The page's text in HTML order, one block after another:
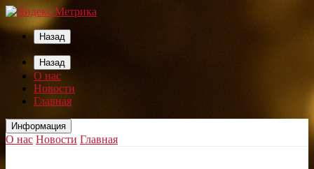
Назад
Назад
О нас
Новости
Главная
Информация
О нас Новости Главная